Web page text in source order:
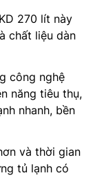
270 lít này
chất liệu dàn
công nghệ
năng tiêu thụ,
nhanh, bền
và thời gian
tủ lạnh có